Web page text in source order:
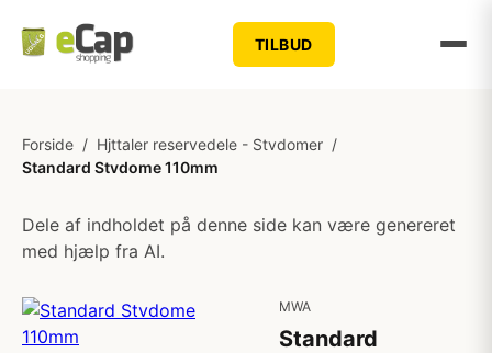
TILBUD
Forside / Hjttaler reservedele - Stvdomer /
Standard Stvdome 110mm
Dele af indholdet på denne side kan være genereret
med hjælp fra AI.
MWA
Standard